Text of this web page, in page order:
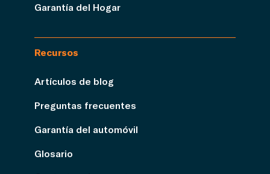
Garantía del Hogar
Recursos
Artículos de blog
Preguntas frecuentes
Garantía del automóvil
Glosario